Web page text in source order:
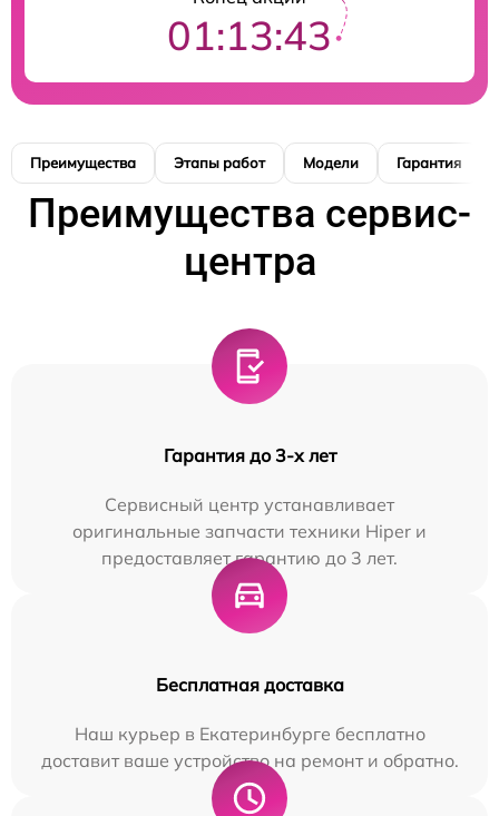
01:13:42
Преимущества Этапы работ Модели Гарантия
Преимущества сервис-
центра
Гарантия до 3-х лет
Сервисный центр устанавливает
оригинальные запчасти техники Hiper и
предоставляет гарантию до 3 лет.
Бесплатная доставка
Наш курьер в Екатеринбурге бесплатно
доставит ваше устройство на ремонт и обратно.